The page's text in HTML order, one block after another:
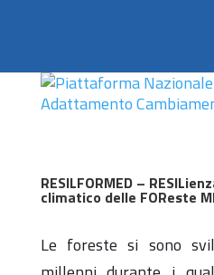
RESILFORMED –
climatico delle FOReste
Le foreste si sono